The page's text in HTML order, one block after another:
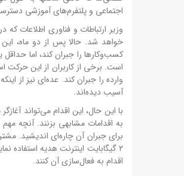
اجتماعی و پلتفرم‌های آموزشی
وزیر ارتباطات و فناوری اطلاعات
کسب‌وکارها را جبران کند، اما
است. برخی از کاربران از این حرکت
وارده را جبران کند. عده‌ای نیز از
آسیب دیده‌اند.
با این حال، این اقدام می‌تواند
به اقدامات مشابهی بزنند. آنچه
اقدام به فعال‌سازی آن کنند.